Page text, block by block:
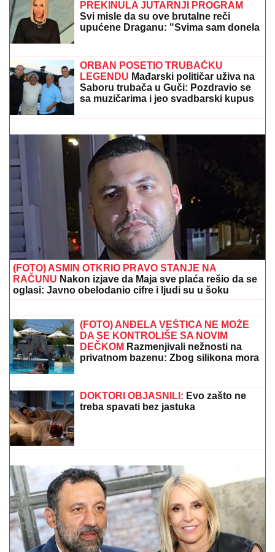
Svi misle da su ove brutalne reči
upućene Draganu: "Svima sam donela
samo dobro"
KRENUO DA TRAŽI DRVA, ONDA SU SE PROLOMILI
JAUCI KROZ NOĆ!Jezivi detalji tragedije u Borči,
mladić (28) upao u MULJ dubok 5 metara: "Jadno
dete, da tako strada..." (FOTO, VIDEO)
ORBAN POSETIO TRUBAČKU
LEGENDUMađarski političar uživa na
Saboru trubača u Guči: Pozdravio se
BRUKA KOJA JE OBIŠLA SVET:
se ovo desilo sa novim stadionom u
Zaječaru? (VIDEO)
(FOTO) ASMIN OTKRIO PRAVO STANJE NA
RAČUNUNakon izjave da Maja sve plaća rešio da se
oglasi: Javno obelodanio cifre i ljudi su u šoku